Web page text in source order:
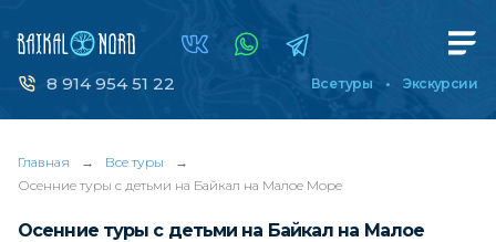
8 914 954 51 22 Все туры Экскурсии
Главная → Все туры
→
Осенние туры с детьми на Байкал на Малое Море
Осенние туры с детьми на Байкал на Малое